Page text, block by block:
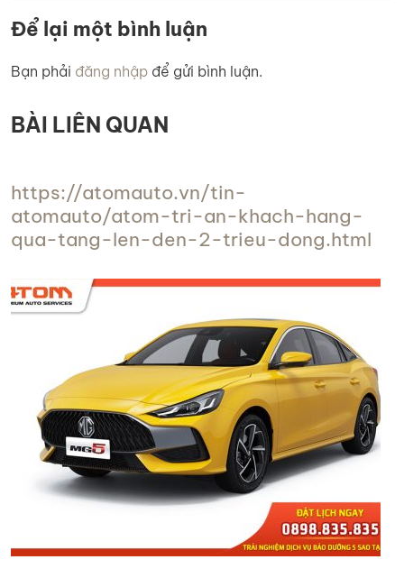
Để lại một bình luận
Bạn phải đăng nhập để gửi bình luận.
BÀI LIÊN QUAN
https://atomauto.vn/tin-
atomauto/atom-tri-an-khach-hang-
qua-tang-len-den-2-trieu-dong.html